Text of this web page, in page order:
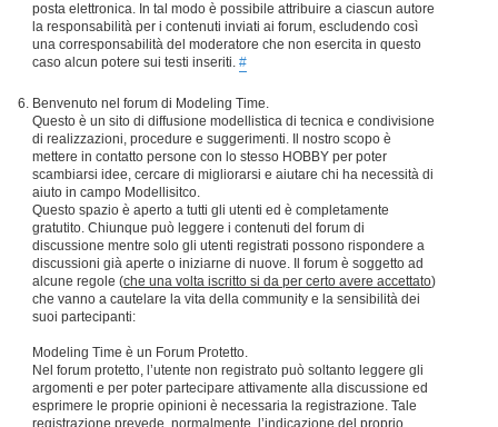
posta elettronica. In tal modo è possibile attribuire a ciascun autore
la responsabilità per i contenuti inviati ai forum, escludendo così
una corresponsabilità del moderatore che non esercita in questo
caso alcun potere sui testi inseriti. #
Benvenuto nel forum di Modeling Time.
Questo è un sito di diffusione modellistica di tecnica e condivisione
di realizzazioni, procedure e suggerimenti. Il nostro scopo è
mettere in contatto persone con lo stesso HOBBY per poter
scambiarsi idee, cercare di migliorarsi e aiutare chi ha necessità di
aiuto in campo Modellisitco.
Questo spazio è aperto a tutti gli utenti ed è completamente
gratutito. Chiunque può leggere i contenuti del forum di
discussione mentre solo gli utenti registrati possono rispondere a
discussioni già aperte o iniziarne di nuove. Il forum è soggetto ad
alcune regole (che una volta iscritto si da per certo avere accettato)
che vanno a cautelare la vita della community e la sensibilità dei
suoi partecipanti:
Modeling Time è un Forum Protetto.
Nel forum protetto, l’utente non registrato può soltanto leggere gli
argomenti e per poter partecipare attivamente alla discussione ed
esprimere le proprie opinioni è necessaria la registrazione. Tale
registrazione prevede, normalmente, l’indicazione del proprio